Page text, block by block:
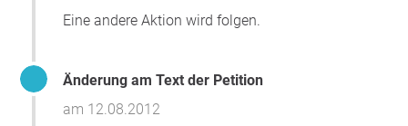
Eine andere Aktion wird folgen.
Änderung am Text der Petition
am 12.08.2012